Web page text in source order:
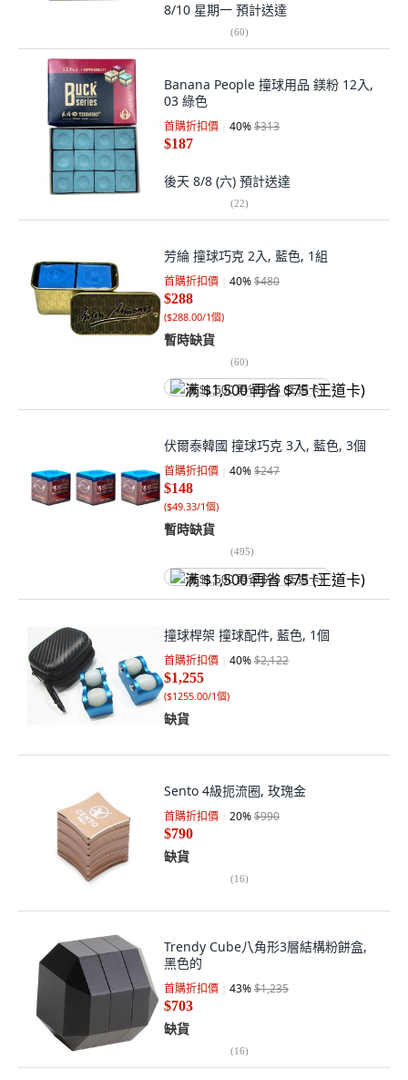
8/10 星期一 預計送達
(60)
Banana People 撞球用品 鎂粉 12入,
03 綠色
首購折扣價 40%$313
$187
後天 8/8 (六) 預計送達
(22)
芳綸 撞球巧克 2入, 藍色, 1組
首購折扣價 40%$480
$288
($288.00/1個)
暫時缺貨
(60)
满 $1,500 再省 $75 (王道卡)
伏爾泰韓國 撞球巧克 3入, 藍色, 3個
首購折扣價 40%$247
$148
($49.33/1個)
暫時缺貨
(495)
满 $1,500 再省 $75 (王道卡)
撞球桿架 撞球配件, 藍色, 1個
首購折扣價 40%$2,122
$1,255
($1255.00/1個)
缺貨
Sento 4級扼流圈, 玫瑰金
首購折扣價 20%$990
$790
缺貨
(16)
Trendy Cube八角形3層結構粉餅盒,
黑色的
首購折扣價 43%$1,235
$703
缺貨
(16)